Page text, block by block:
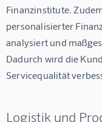
Finanzinstitute.
personalisierter
analysiert und
Dadurch wird die
Servicequalität
Logistik und